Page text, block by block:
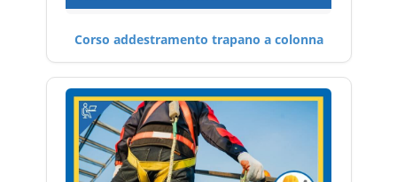
Corso addestramento trapano a colonna